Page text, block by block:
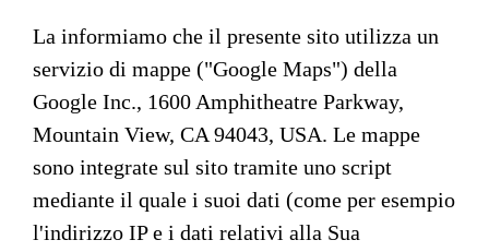
La informiamo che il presente sito utilizza un
servizio di mappe ("Google Maps") della
Google Inc., 1600 Amphitheatre Parkway,
Mountain View, CA 94043, USA. Le mappe
sono integrate sul sito tramite uno script
mediante il quale i suoi dati (come per esempio
l'indirizzo IP e i dati relativi alla Sua